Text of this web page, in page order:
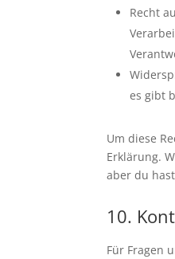
Recht
es gibt
Um diese
Erklärung.
aber du
10.
Für Fragen